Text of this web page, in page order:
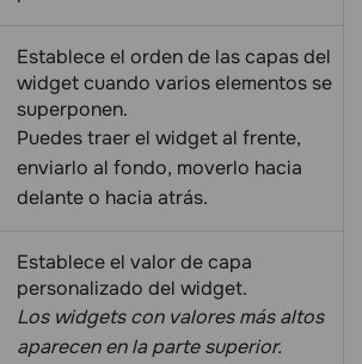
Establece el orden de las capas del
widget cuando varios elementos se
superponen.
Puedes traer el widget al frente,
enviarlo al fondo, moverlo hacia
delante o hacia atrás.
Establece el valor de capa
personalizado del widget.
Los widgets con valores más altos
aparecen en la parte superior.